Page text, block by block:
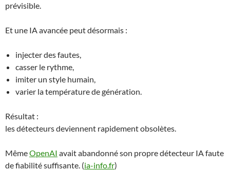
prévisible.
Et une IA avancée peut désormais :
injecter des fautes,
casser le rythme,
imiter un style humain,
varier la température de génération.
Résultat :
les détecteurs deviennent rapidement obsolètes.
MêmeOpenAI avait abandonné son propre détecteur IA faute
de fiabilité suffisante. (ia-info.fr)